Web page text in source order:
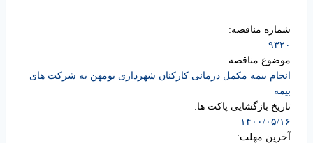
شماره مناقصه:
۹۳۲۰
موضوع مناقصه:
انجام بیمه مکمل درمانی کارکنان شهرداری بومهن به شرکت های
بیمه
تاریخ بازگشایی پاکت ها:
۱۴۰۰/۰۵/۱۶
آخرین مهلت: